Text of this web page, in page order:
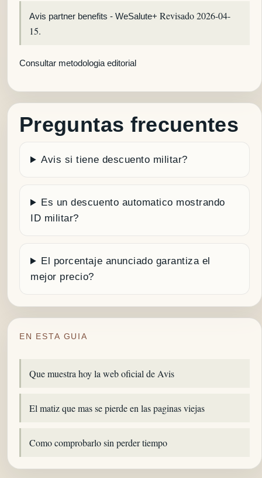
Avis partner benefits - WeSalute+ Revisado 2026-04-
15.
Consultar metodologia editorial
Preguntas frecuentes
Avis si tiene descuento militar?
Es un descuento automatico mostrando
ID militar?
El porcentaje anunciado garantiza el
mejor precio?
EN ESTA GUIA
Que muestra hoy la web oficial de Avis
El matiz que mas se pierde en las paginas viejas
Como comprobarlo sin perder tiempo